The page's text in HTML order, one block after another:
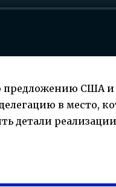
США и
в место,
детали